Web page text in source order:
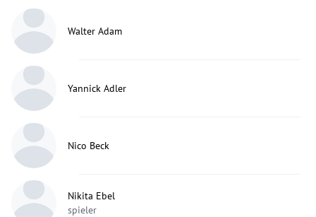
Walter Adam
Yannick Adler
Nico Beck
Nikita Ebel
spieler